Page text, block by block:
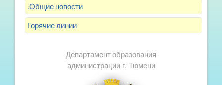
.Общие новости
Горячие линии
Департамент образования
администрации г. Тюмени